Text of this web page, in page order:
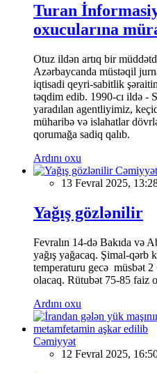
Turan
oxucularına
Otuz ildən artıq bir
Azərbaycanda müstəqil
iqtisadi qeyri-sabitlik
təqdim edib. 1990-cı ildə -
yaradılan agentliyimiz,
müharibə və islahatlar
qorumağa sadiq qalıb.
Ardını oxu
Cəmiyyət
13 Fevral 2025,
Yağış gözlənilir
Fevralın 14-də Bakıda və
yağış yağacaq. Şimal-qərb
temperaturu gecə müsbət
olacaq. Rütubət 75-85 faiz
Ardını oxu
Cəmiyyət
12 Fevral 2025,